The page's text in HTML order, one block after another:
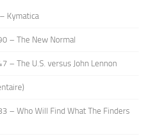
Kymatica
– The New Normal
– The U.S. versus John Lennon
– Who Will Find What The Finders